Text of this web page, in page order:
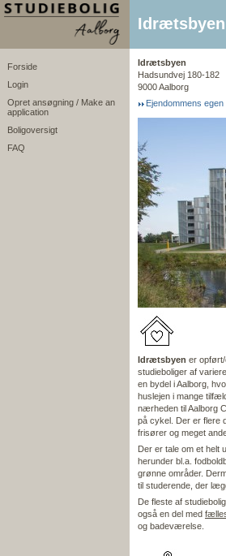
Idrætsbyen
Forside
Login
Opret ansøgning / Make an
application
Boligoversigt
FAQ
Idrætsbyen
Hadsundvej 180-182
9000 Aalborg
Ejendommens
Idrætsbyen er
studieboliger af
en bydel i Aalborg,
huslejen i mange
nærheden til Aalborg
på cykel. Der er flere
frisører og meget
Der er tale om et helt
herunder bl.a.
grønne områder.
til studerende, der
De fleste af
også en del med
og badeværelse.